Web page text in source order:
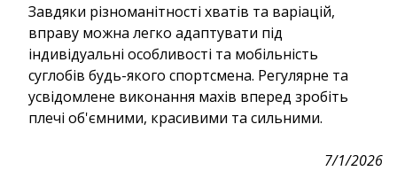
Завдяки різноманітності хватів та варіацій,
вправу можна легко адаптувати під
індивідуальні особливості та мобільність
суглобів будь-якого спортсмена. Регулярне та
усвідомлене виконання махів вперед зробіть
плечі об'ємними, красивими та сильними.
7/1/2026